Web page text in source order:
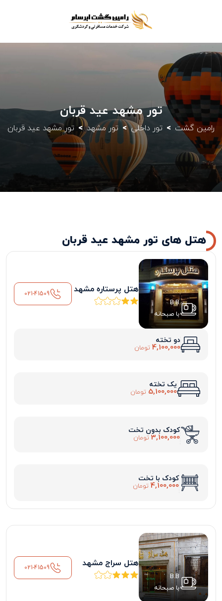
تور مشهد عید قربان
رامین گشت تور داخلی تور مشهد تور مشهد عید قربان
هتل های تور مشهد عید قربان
B.B
با صبحانه
هتل پرستاره مشهد 021-41509
دو تخته
4,100,000 تومان
یک تخته
5,100,000 تومان
کودک بدون تخت
3,100,000 تومان
کودک با تخت
4,100,000 تومان
B.B
با صبحانه
هتل سراج مشهد 021-41509